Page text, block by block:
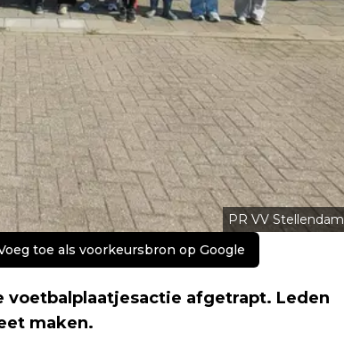
PR VV Stellendam
toe als voorkeursbron op Google
voetbalplaatjesactie afgetrapt. Leden
maken.